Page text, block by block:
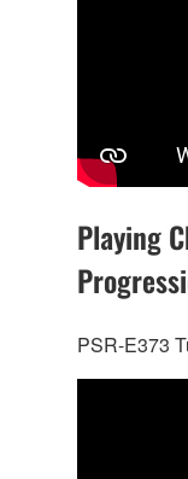
Playing
PSR-E373